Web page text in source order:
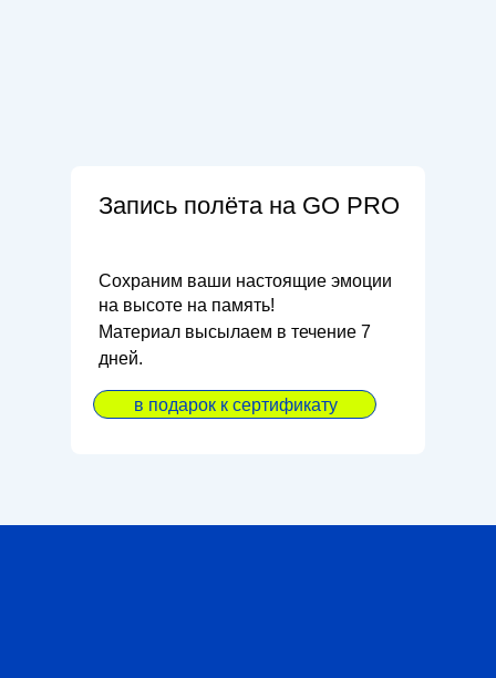
Материал высылаем в течение 7
дней.
Сохраним ваши настоящие эмоции
на высоте на память!
Запись полёта на GO PRO
в подарок к сертификату